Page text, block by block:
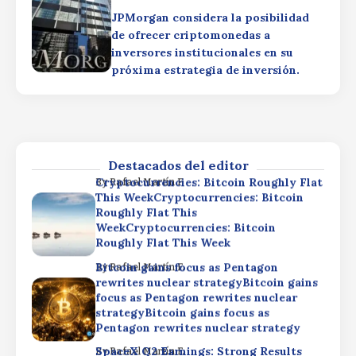
JPMorgan considera la posibilidad
de ofrecer criptomonedas a
inversores institucionales en su
próxima estrategia de inversión.
Destacados del editor
ByRafael Martín F.
Bitcoin gains focus as Pentagon
rewrites nuclear strategyBitcoin gains
focus as Pentagon rewrites nuclear
strategyBitcoin gains focus as
Pentagon rewrites nuclear strategy
Results Dimmed by AI Spending
ByRafael Martín F.
Cryptocurrencies: Bitcoin Roughly Flat
This WeekCryptocurrencies: Bitcoin
Roughly Flat This
WeekCryptocurrencies: Bitcoin
Roughly Flat This Week
ByRafael Martín F.
Bitcoin gains focus as Pentagon
rewrites nuclear strategyBitcoin gains
focus as Pentagon rewrites nuclear
strategyBitcoin gains focus as
Pentagon rewrites nuclear strategy
ByRafael Martín F.
SpaceX Q2 Earnings: Strong Results